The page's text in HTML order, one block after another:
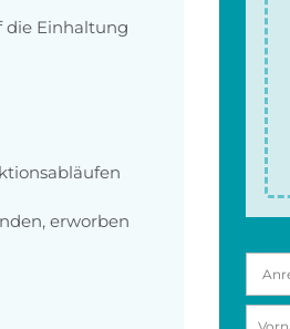
die Einhaltung
erworben